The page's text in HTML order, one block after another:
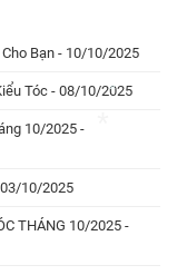
Bạn - 10/10/2025
Tóc - 08/10/2025
10/2025 -
10/2025
THÁNG 10/2025 -